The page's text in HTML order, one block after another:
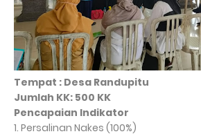
Tempat : Desa Randupitu
Jumlah KK: 500 KK
Pencapaian Indikator
1. Persalinan Nakes (100%)